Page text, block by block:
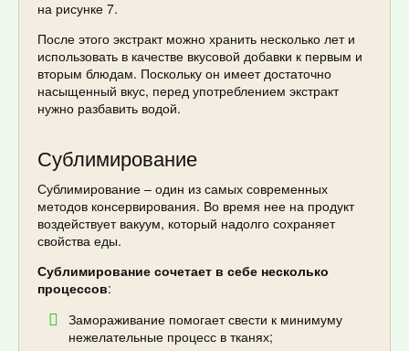
на рисунке 7.
После этого экстракт можно хранить несколько лет и
использовать в качестве вкусовой добавки к первым и
вторым блюдам. Поскольку он имеет достаточно
насыщенный вкус, перед употреблением экстракт
нужно разбавить водой.
Сублимирование
Сублимирование – один из самых современных
методов консервирования. Во время нее на продукт
воздействует вакуум, который надолго сохраняет
свойства еды.
Сублимирование сочетает в себе несколько
процессов:
Замораживание помогает свести к минимуму
нежелательные процесс в тканях;